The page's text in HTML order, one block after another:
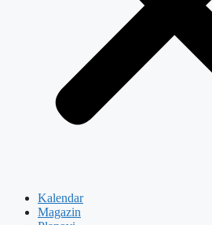
Kalendar
Magazin